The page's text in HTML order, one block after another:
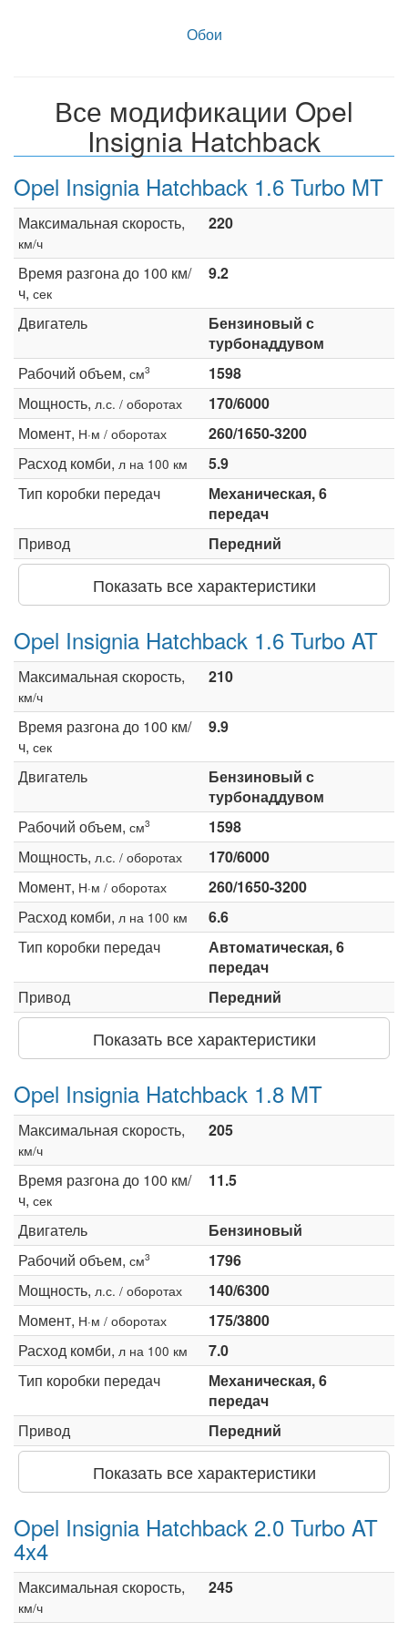
Обои
Все модификации Opel
Insignia Hatchback
Opel Insignia Hatchback 1.6 Turbo MT
Максимальная скорость,
км/ч
220
Время разгона до 100 км/
ч, сек
9.2
Двигатель
Бензиновый с
турбонаддувом
Рабочий объем, см3
1598
Мощность, л.с. / оборотах
170/6000
Момент, Н·м / оборотах
260/1650-3200
Расход комби, л на 100 км
5.9
Тип коробки передач
Механическая, 6
передач
Привод
Передний
Показать все характеристики
Opel Insignia Hatchback 1.6 Turbo AT
Максимальная скорость,
км/ч
210
Время разгона до 100 км/
ч, сек
9.9
Двигатель
Бензиновый с
турбонаддувом
Рабочий объем, см3
1598
Мощность, л.с. / оборотах
170/6000
Момент, Н·м / оборотах
260/1650-3200
Расход комби, л на 100 км
6.6
Тип коробки передач
Автоматическая, 6
передач
Привод
Передний
Показать все характеристики
Opel Insignia Hatchback 1.8 MT
Максимальная скорость,
км/ч
205
Время разгона до 100 км/
ч, сек
11.5
Двигатель
Бензиновый
Рабочий объем, см3
1796
Мощность, л.с. / оборотах
140/6300
Момент, Н·м / оборотах
175/3800
Расход комби, л на 100 км
7.0
Тип коробки передач
Механическая, 6
передач
Привод
Передний
Показать все характеристики
Opel Insignia Hatchback 2.0 Turbo AT
4x4
Максимальная скорость,
км/ч
245